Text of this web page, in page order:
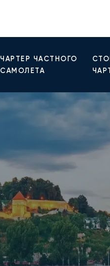
ЧАРТЕР ЧАСТНОГО
САМОЛЕТА